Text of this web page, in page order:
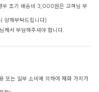
우 초기 배송비 3,000원은 고객님 부
양해부탁드립니다)
께서 부담해주셔야 합니다.
또는 일부 소비에 의하여 재화 가치가